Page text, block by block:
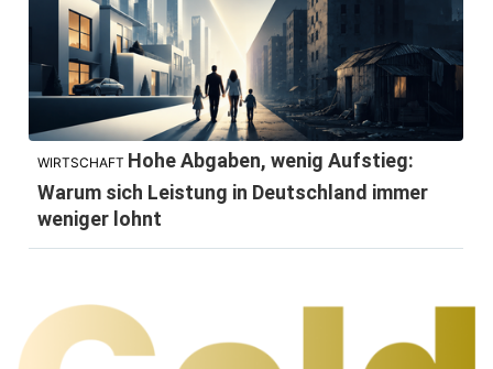
WIRTSCHAFT Hohe Abgaben, wenig Aufstieg:
Warum sich Leistung in Deutschland immer
weniger lohnt